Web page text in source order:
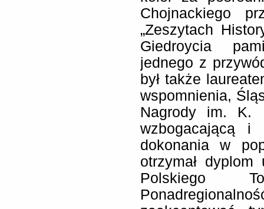
Chojnackiego
„Zeszytach
Giedroycia
jednego z
był także
wspomnienia,
Nagrody im. K.
wzbogacającą i
dokonania w
otrzymał dyplom
Polskiego